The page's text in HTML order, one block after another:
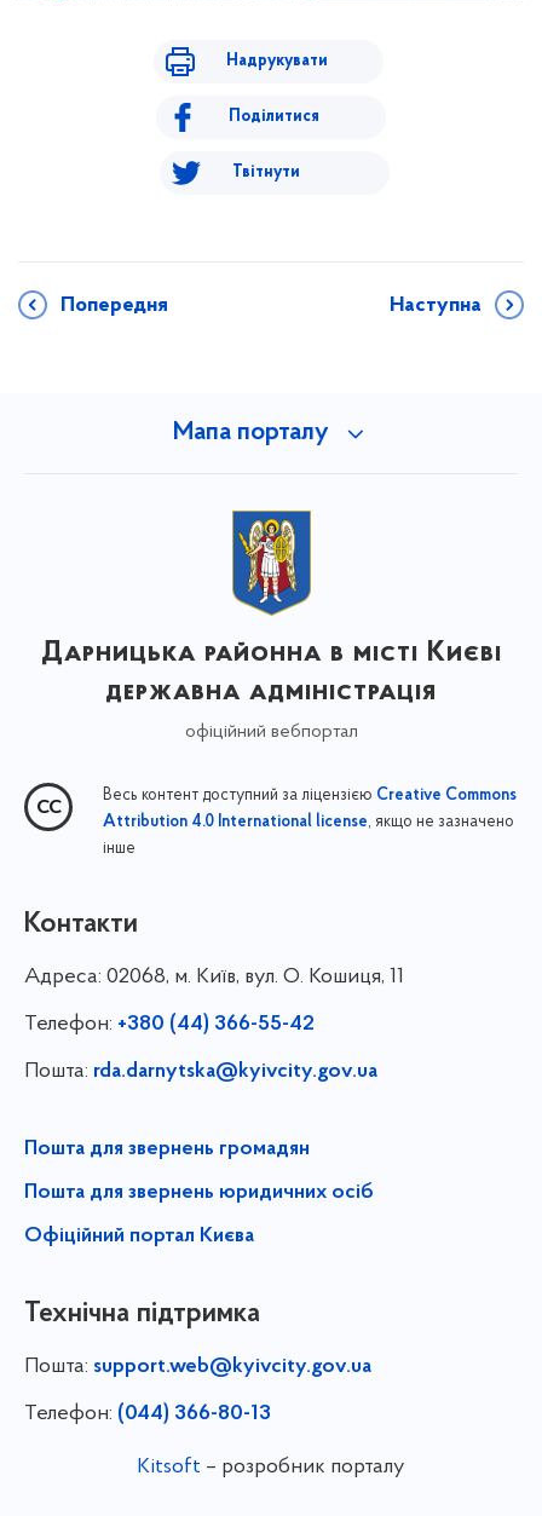
Надрукувати
Поділитися
Твітнути
Попередня Наступна
Мапа порталу
Дарницька районна в місті Києві
державна адміністрація
офіційний вебпортал
Весь контент доступний за ліцензією Creative Commons
Attribution 4.0 International license, якщо не зазначено
інше
Контакти
Адреса: 02068, м. Київ, вул. О. Кошиця, 11
Телефон: +380 (44) 366-55-42
Пошта: rda.darnytska@kyivcity.gov.ua
Пошта для звернень громадян
Пошта для звернень юридичних осіб
Офіційний портал Києва
Технічна підтримка
Пошта: support.web@kyivcity.gov.ua
Телефон: (044) 366-80-13
Kitsoft – розробник порталу